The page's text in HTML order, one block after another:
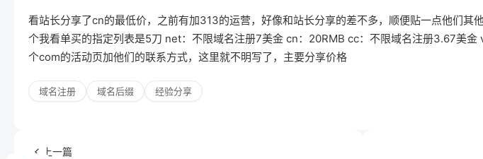
看站长分享了cn的最低价，之前有加313的运营，好像和站长分享的差不多，顺便贴一点他们其
个我看单买的指定列表是5刀 net：不限域名注册7美金 cn：20RMB cc：不限域名注册3.67美
个com的活动页加他们的联系方式，这里就不明写了，主要分享价格
域名注册 域名后缀 经验分享
上一篇